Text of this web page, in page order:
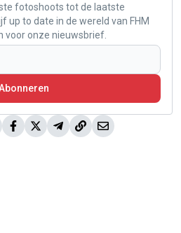
fotoshoots tot de laatste
up to date in de wereld van FHM
voor onze nieuwsbrief.